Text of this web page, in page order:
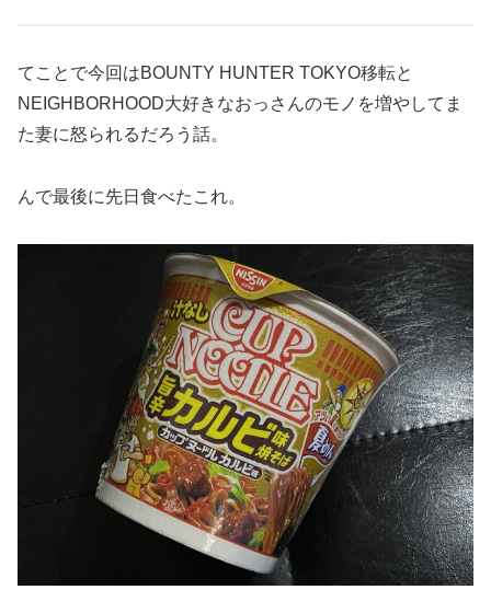
てことで今回はBOUNTY HUNTER TOKYO移転と
NEIGHBORHOOD大好きなおっさんのモノを増やしてま
た妻に怒られるだろう話。
んで最後に先日食べたこれ。